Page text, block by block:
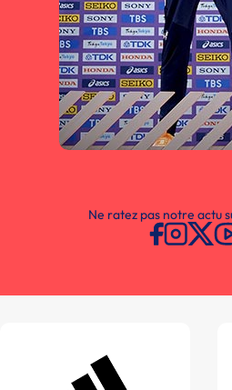
Ne ratez pas notre actu